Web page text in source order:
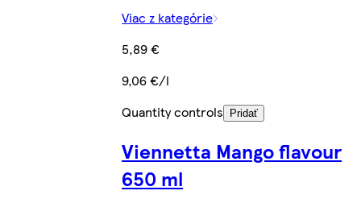
Viac z kategórie
5,89 €
9,06 €/l
Quantity controls Pridať
Viennetta Mango flavour
650 ml